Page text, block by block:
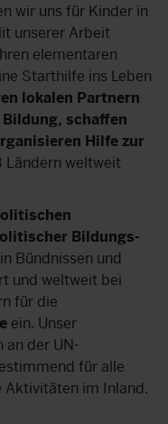
wir uns für Kinder in
unserer Arbeit
elementaren
Starthilfe ins Leben
lokalen Partnern
schaffen
Hilfe zur
Ländern weltweit
Bildungs-
Bündnissen und
und weltweit bei
für die
ein. Unser
an der UN-
für alle
Aktivitäten im Inland.